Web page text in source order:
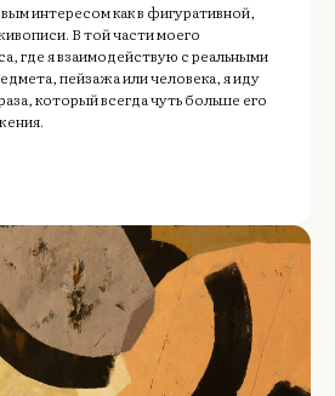
интересом как в фигуративной,
В той части моего
где я взаимодействую с реальными
пейзажа или человека, я иду
который всегда чуть больше его